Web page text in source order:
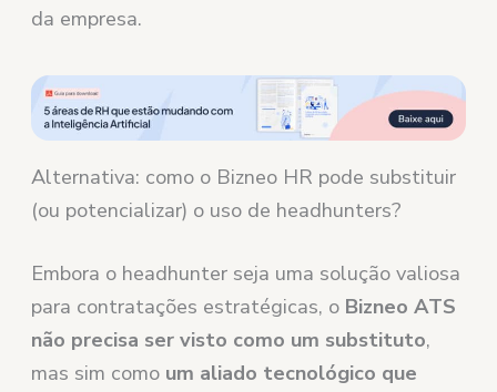
da empresa.
Alternativa: como o Bizneo HR pode substituir
(ou potencializar) o uso de headhunters?
Embora o headhunter seja uma solução valiosa
para contratações estratégicas, o Bizneo ATS
não precisa ser visto como um substituto,
mas sim como um aliado tecnológico que